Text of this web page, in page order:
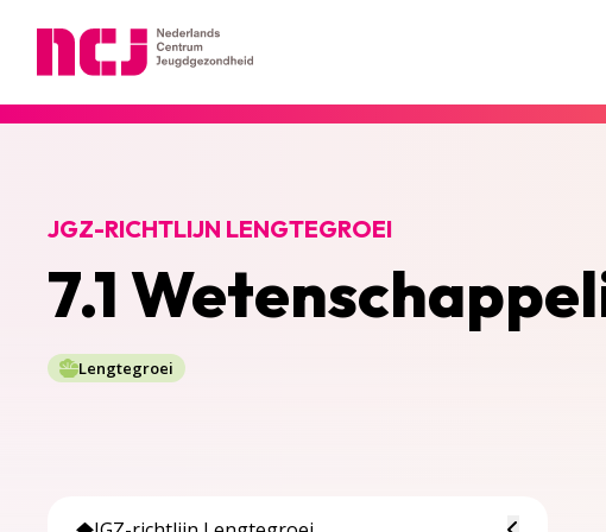
7.1
JGZ-RICHTLIJN LENGTEGROEI
Lengtegroei